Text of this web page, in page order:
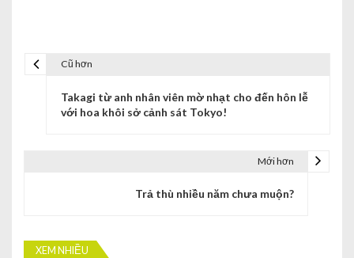
Cũ hơn
Takagi từ anh nhân viên mờ nhạt cho đến hôn lễ
với hoa khôi sở cảnh sát Tokyo!
Mới hơn
Trả thù nhiều năm chưa muộn?
XEM NHIỀU